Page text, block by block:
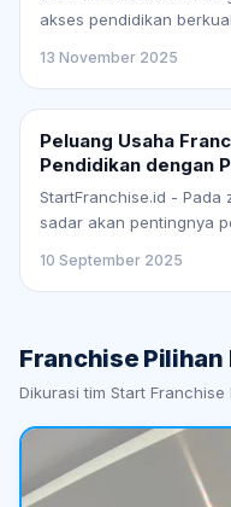
akses pendidikan
13 November 2025
Peluang Usaha
Pendidikan dengan
#StartFranchise
StartFranchise.id - Pada
sadar akan pentingnya
10 September 2025
Franchise Pilihan
Dikurasi tim Start